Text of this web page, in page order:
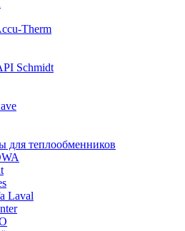
Therm
Schmidt
для теплообменников
Laval